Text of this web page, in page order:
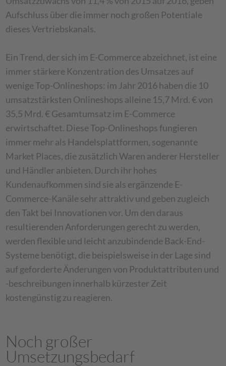
Aufschluss über die immer noch großen Potentiale
dieses Vertriebskanals.
Ein Trend, der sich im E-Commerce abzeichnet, ist eine
immer stärkere Konzentration des Umsatzes auf
wenige Top-Onlineshops: im Jahr 2016 haben die 10
umsatzstärksten Onlineshops alleine 15,7 Mrd. € von
35,5 Mrd. € Gesamtumsatz im E-Commerce
erwirtschaftet. Diese Top-Onlineshops fungieren
immer mehr als Handelsplattformen, sogenannte
Market Places, die zusätzlich Waren anderer Hersteller
und Händler anbieten. Durch ihr hohes
Kundenaufkommen sind sie als ergänzende E-
Commerce-Kanäle sehr attraktiv und geben zugleich
den Takt bei Innovationen vor. Um den daraus
resultierenden Anforderungen gerecht zu werden,
werden flexible und leicht anzubindende Back-End-
Systeme benötigt, die beispielsweise in der Lage sind
auf geforderte Änderungen von Produktattributen und
-beschreibungen innerhalb kürzester Zeit
kostengünstig zu reagieren.
Noch großer
Umsetzungsbedarf